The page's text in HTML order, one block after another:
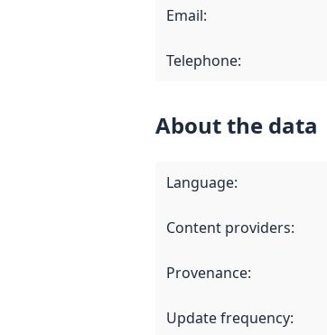
Email:
Telephone:
About the data
Language:
Content providers:
Provenance:
Update frequency: